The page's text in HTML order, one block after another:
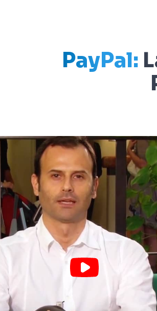
PayPal: